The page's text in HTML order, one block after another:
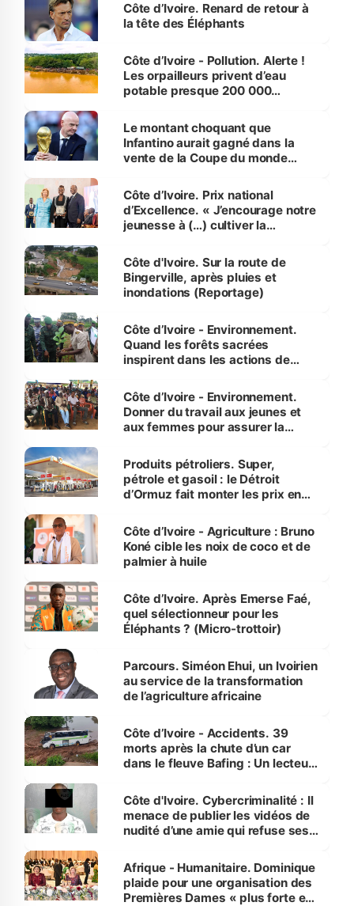
Côte d’Ivoire. Renard de retour à
la tête des Éléphants
Côte d’Ivoire - Pollution. Alerte !
Les orpailleurs privent d’eau
potable presque 200 000
Le montant choquant que
Infantino aurait gagné dans la
vente de la Coupe du monde
Côte d’Ivoire. Prix national
d’Excellence. « J’encourage notre
jeunesse à (…) cultiver la
(Alassane Ouattara
Côte d'Ivoire. Sur la route de
Bingerville, après pluies et
inondations (Reportage)
Côte d’Ivoire - Environnement.
Quand les forêts sacrées
inspirent dans les actions de
Côte d’Ivoire - Environnement.
Donner du travail aux jeunes et
aux femmes pour assurer la
menacées
Produits pétroliers. Super,
pétrole et gasoil : le Détroit
d’Ormuz fait monter les prix en
Côte d’Ivoire - Agriculture : Bruno
Koné cible les noix de coco et de
palmier à huile
Côte d’Ivoire. Après Emerse Faé,
quel sélectionneur pour les
Éléphants ? (Micro-trottoir)
Parcours. Siméon Ehui, un Ivoirien
au service de la transformation
de l’agriculture africaine
Côte d’Ivoire - Accidents. 39
morts après la chute d’un car
dans le fleuve Bafing : Un lecteur
des Transports
Côte d'Ivoire. Cybercriminalité : Il
menace de publier les vidéos de
nudité d’une amie qui refuse ses
Afrique - Humanitaire. Dominique
plaide pour une organisation des
Premières Dames « plus forte et